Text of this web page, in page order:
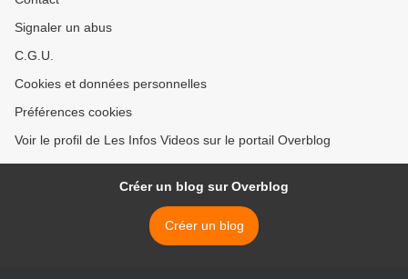
Signaler un abus
C.G.U.
Cookies et données personnelles
Préférences cookies
Voir le profil de Les Infos Videos sur le portail Overblog
Créer un blog sur Overblog
Créer un blog